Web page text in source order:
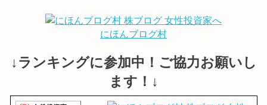
にほんブログ村
↓ランキングに参加中！ご協力お願いし
ます！↓